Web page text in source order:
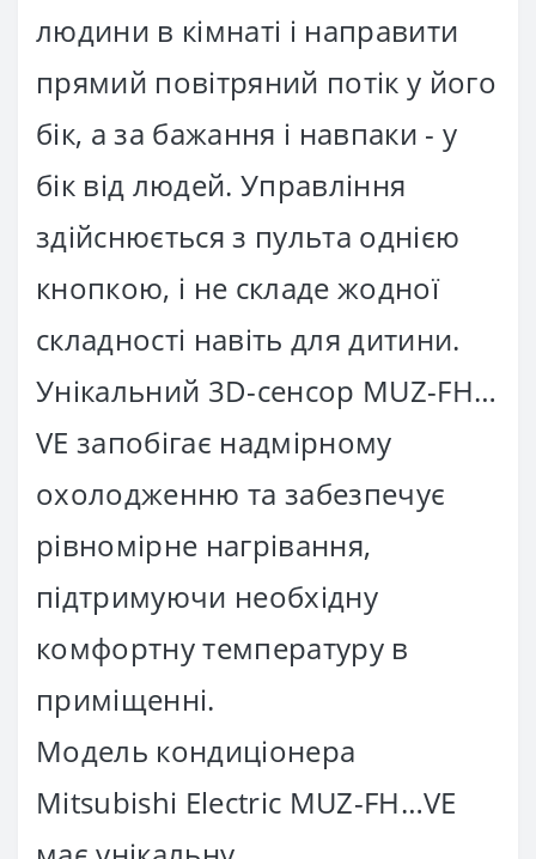
людини в кімнаті і направити
прямий повітряний потік у його
бік, а за бажання і навпаки - у
бік від людей. Управління
здійснюється з пульта однією
кнопкою, і не складе жодної
складності навіть для дитини.
Унікальний 3D-сенсор MUZ-FH…
VE запобігає надмірному
охолодженню та забезпечує
рівномірне нагрівання,
підтримуючи необхідну
комфортну температуру в
приміщенні.
Модель кондиціонера
Mitsubishi Electric MUZ-FH…VE